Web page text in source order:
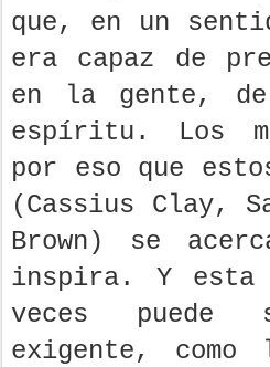
que, en un
era capaz de
en la gente,
espíritu. Los
por eso que
(Cassius Clay,
Brown) se
inspira. Y esta
veces
exigente, como